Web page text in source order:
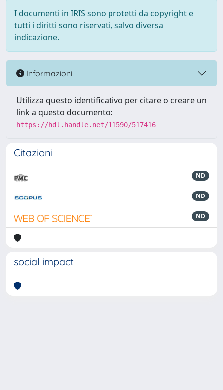
I documenti in IRIS sono protetti da copyright e
tutti i diritti sono riservati, salvo diversa
indicazione.
Informazioni
Utilizza questo identificativo per citare o creare un
link a questo documento:
https://hdl.handle.net/11590/517416
Citazioni
ND
ND
ND
social impact